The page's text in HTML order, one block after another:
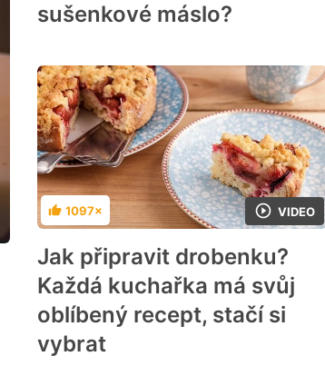
sušenkové máslo?
VIDEO
Hodnocení
1097×
Jak připravit drobenku?
Každá kuchařka má svůj
oblíbený recept, stačí si
vybrat